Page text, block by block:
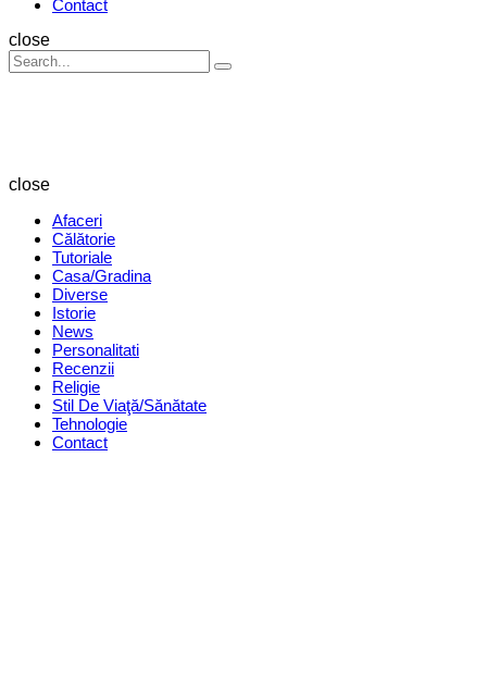
Contact
Search
close
Search
for:
Search
close
Afaceri
Călătorie
Tutoriale
Casa/Gradina
Diverse
Istorie
News
Personalitati
Recenzii
Religie
Stil De Viaţă/Sănătate
Tehnologie
Contact